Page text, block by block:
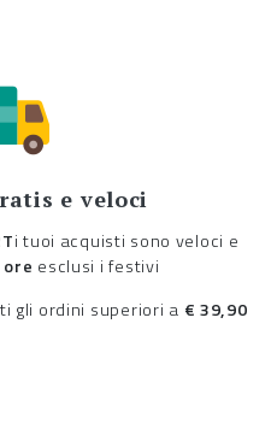
e veloci
i tuoi acquisti sono veloci e
esclusi i festivi
gli ordini superiori a € 39,90